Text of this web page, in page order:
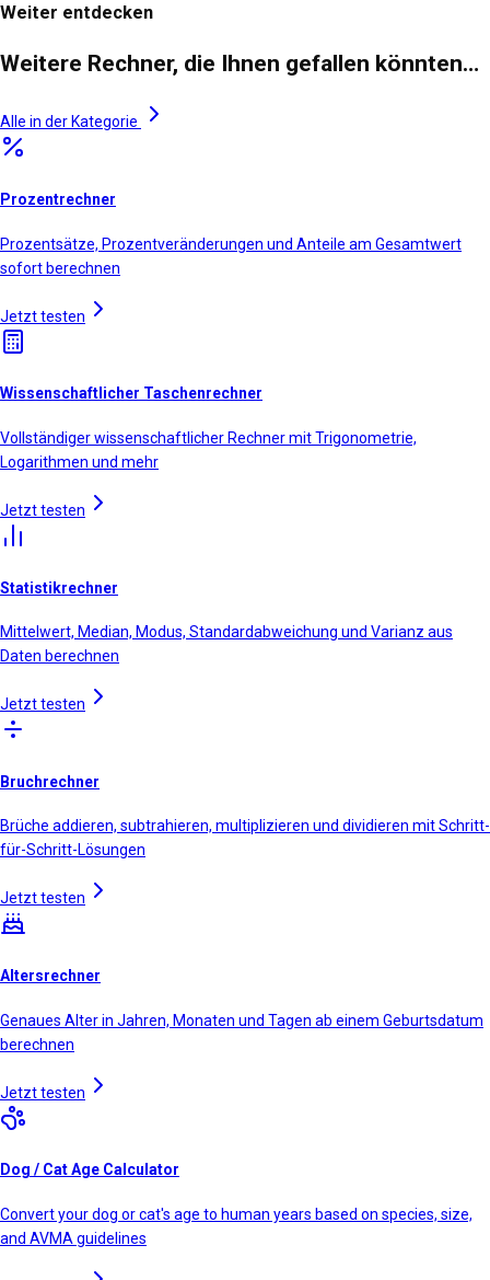
Weiter entdecken
Weitere Rechner, die Ihnen gefallen könnten…
Alle in der Kategorie
Prozentrechner
Prozentsätze, Prozentveränderungen und Anteile am Gesamtwert
sofort berechnen
Jetzt testen
Wissenschaftlicher Taschenrechner
Vollständiger wissenschaftlicher Rechner mit Trigonometrie,
Logarithmen und mehr
Jetzt testen
Statistikrechner
Mittelwert, Median, Modus, Standardabweichung und Varianz aus
Daten berechnen
Jetzt testen
Bruchrechner
Brüche addieren, subtrahieren, multiplizieren und dividieren mit Schritt-
für-Schritt-Lösungen
Jetzt testen
Altersrechner
Genaues Alter in Jahren, Monaten und Tagen ab einem Geburtsdatum
berechnen
Jetzt testen
Dog / Cat Age Calculator
Convert your dog or cat's age to human years based on species, size,
and AVMA guidelines